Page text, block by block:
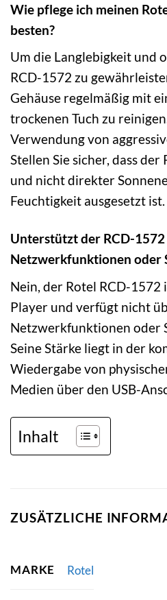
Wie pflege ich meinen
besten?
Um die Langlebigkeit und
RCD-1572 zu
Gehäuse regelmäßig mit
trockenen Tuch zu
Verwendung von
Stellen Sie sicher, dass
und nicht direkter
Feuchtigkeit ausgesetzt ist.
Unterstützt der RCD-1572
Netzwerkfunktionen oder
Nein, der Rotel RCD-
Player und verfügt nicht
Netzwerkfunktionen oder
Seine Stärke liegt in der
Wiedergabe von
Medien über den USB-
Inhalt
ZUSÄTZLICHE
MARKE Rotel